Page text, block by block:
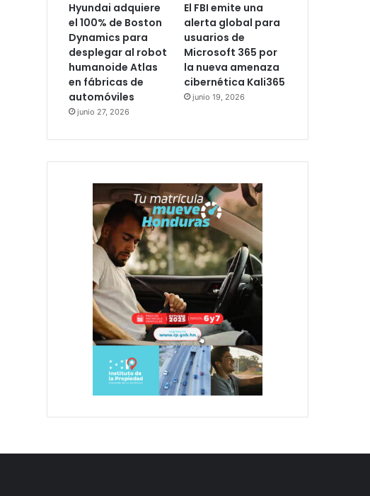
Hyundai adquiere
el 100% de Boston
Dynamics para
desplegar al robot
humanoide Atlas
en fábricas de
automóviles
junio 27, 2026
El FBI emite una
alerta global para
usuarios de
Microsoft 365 por
la nueva amenaza
cibernética Kali365
junio 19, 2026